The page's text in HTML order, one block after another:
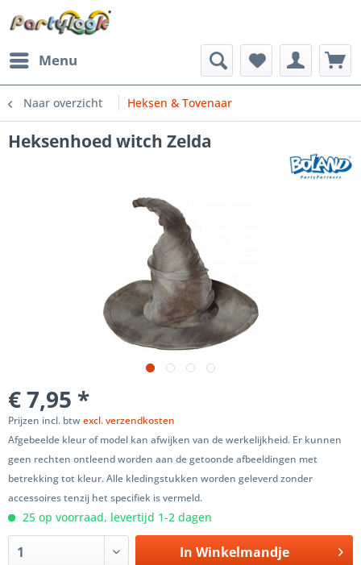
Menu
Naar overzicht Heksen & Tovenaar
Heksenhoed witch Zelda
€ 7,95 *
Prijzen incl. btwexcl. verzendkosten
Afgebeelde kleur of model kan afwijken van de werkelijkheid. Er kunnen
geen rechten ontleend worden aan de getoonde afbeeldingen met
betrekking tot kleur. Alle kledingstukken worden geleverd zonder
accessoires tenzij het specifiek is vermeld.
25 op voorraad, levertijd 1-2 dagen
In Winkelmandje